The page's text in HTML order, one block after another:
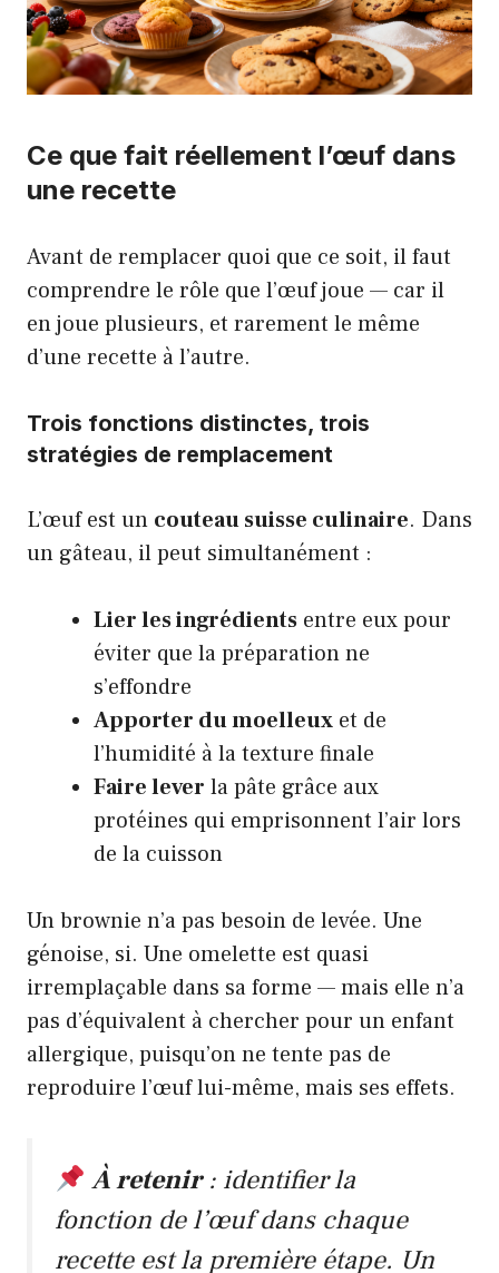
Ce que fait réellement l’œuf dans
une recette
Avant de remplacer quoi que ce soit, il faut
comprendre le rôle que l’œuf joue — car il
en joue plusieurs, et rarement le même
d’une recette à l’autre.
Trois fonctions distinctes, trois
stratégies de remplacement
L’œuf est un couteau suisse culinaire. Dans
un gâteau, il peut simultanément :
Lier les ingrédients entre eux pour
éviter que la préparation ne
s’effondre
Apporter du moelleux et de
l’humidité à la texture finale
Faire lever la pâte grâce aux
protéines qui emprisonnent l’air lors
de la cuisson
Un brownie n’a pas besoin de levée. Une
génoise, si. Une omelette est quasi
irremplaçable dans sa forme — mais elle n’a
pas d’équivalent à chercher pour un enfant
allergique, puisqu’on ne tente pas de
reproduire l’œuf lui-même, mais ses effets.
À retenir: identifier la
fonction de l’œuf dans chaque
recette est la première étape. Un